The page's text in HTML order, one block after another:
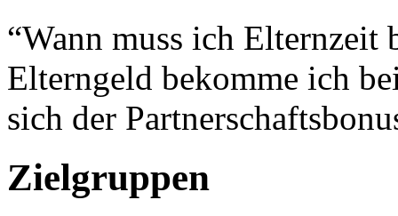
“Wann muss ich Elternzeit
Elterngeld bekomme ich
sich der
Zielgruppen